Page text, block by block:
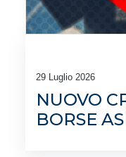
29 Luglio 2026
NUOVO
BORSE